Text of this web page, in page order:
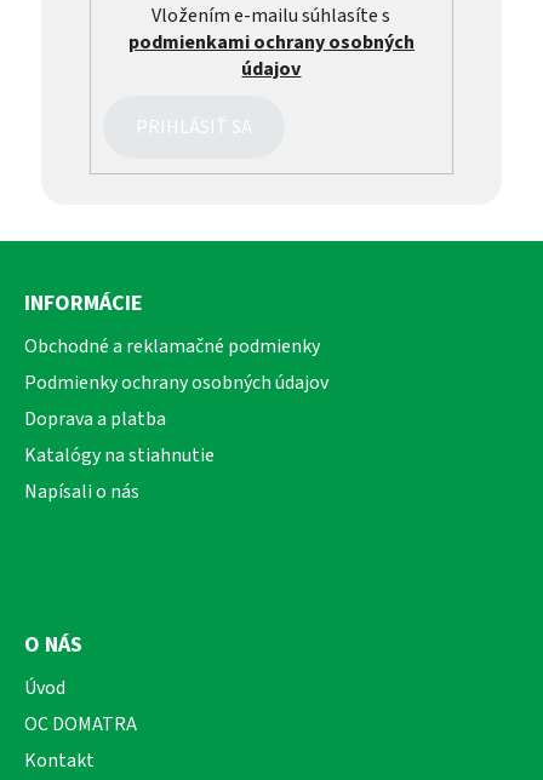
Vložením e-mailu súhlasíte s
podmienkami ochrany osobných
údajov
PRIHLÁSIŤ SA
Z
INFORMÁCIE
Obchodné a reklamačné podmienky
Podmienky ochrany osobných údajov
Doprava a platba
Katalógy na stiahnutie
Napísali o nás
O NÁS
Úvod
OC DOMATRA
Kontakt